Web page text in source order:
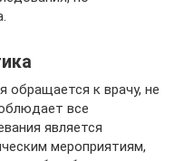
обращается к врачу, не
все
является
мероприятиям,